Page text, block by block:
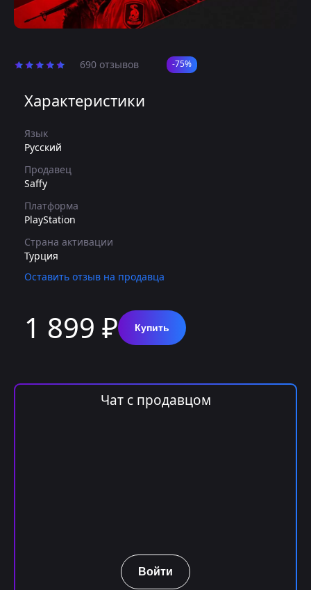
690 отзывов -75%
Характеристики
Язык
Русский
Продавец
Saffy
Платформа
PlayStation
Страна активации
Турция
Оставить отзыв на продавца
1 899 ₽ Купить
Чат с продавцом
Войти